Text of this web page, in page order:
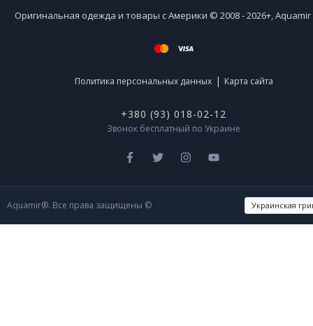
Оригинальная одежда и товары с Америки © 2008 - 2026+,
Политика персональных данных | Карта сайта
+380 (93) 018-02-12
Звонок бесплатный по Украине
Aquamir®. Все права защищены ©